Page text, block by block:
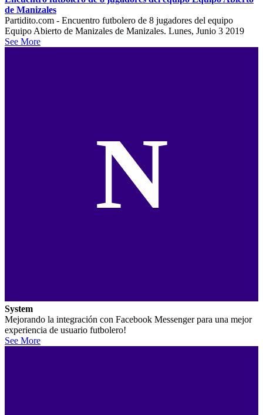
de Manizales
Partidito.com - Encuentro futbolero de 8 jugadores del equipo
Equipo Abierto de Manizales de Manizales. Lunes, Junio 3 2019
See More
N
System
Mejorando la integración con Facebook Messenger para una mejor
experiencia de usuario futbolero!
See More